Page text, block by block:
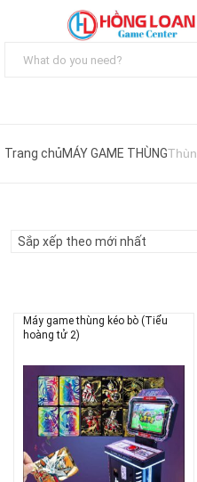
Trang chủMÁY GAME THÙNG
Máy game thùng kéo bò (Tiểu
hoàng tử 2)